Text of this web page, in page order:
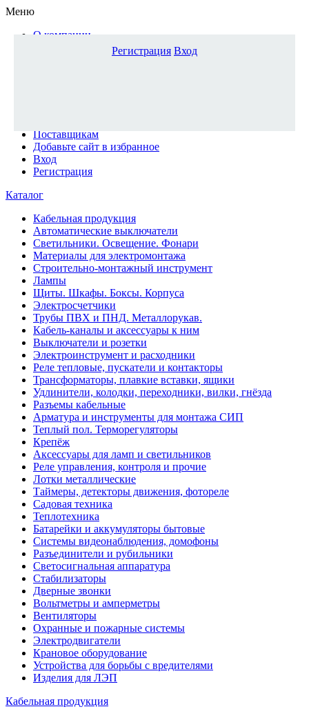
Меню
О компании
Доставка и оплата
Поставщикам
Добавьте сайт в избранное
Вход
Регистрация
Каталог
Кабельная продукция
Автоматические выключатели
Светильники. Освещение. Фонари
Материалы для электромонтажа
Строительно-монтажный инструмент
Лампы
Щиты. Шкафы. Боксы. Корпуса
Электросчетчики
Трубы ПВХ и ПНД. Металлорукав.
Кабель-каналы и аксессуары к ним
Выключатели и розетки
Электроинструмент и расходники
Реле тепловые, пускатели и контакторы
Трансформаторы, плавкие вставки, ящики
Удлинители, колодки, переходники, вилки, гнёзда
Разъемы кабельные
Арматура и инструменты для монтажа СИП
Теплый пол. Терморегуляторы
Крепёж
Аксессуары для ламп и светильников
Реле управления, контроля и прочие
Лотки металлические
Таймеры, детекторы движения, фотореле
Садовая техника
Теплотехника
Батарейки и аккумуляторы бытовые
Системы видеонаблюдения, домофоны
Разъединители и рубильники
Светосигнальная аппаратура
Стабилизаторы
Дверные звонки
Вольтметры и амперметры
Вентиляторы
Охранные и пожарные системы
Электродвигатели
Крановое оборудование
Устройства для борьбы с вредителями
Изделия для ЛЭП
Кабельная продукция
Регистрация Вход